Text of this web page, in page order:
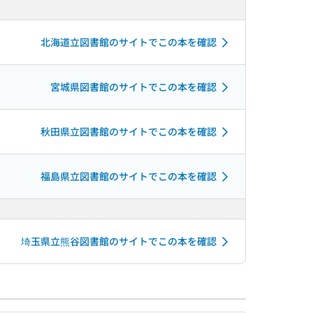
北海道立図書館のサイトでこの本を確認
宮城県図書館のサイトでこの本を確認
秋田県立図書館のサイトでこの本を確認
福島県立図書館のサイトでこの本を確認
埼玉県立熊谷図書館のサイトでこの本を確認